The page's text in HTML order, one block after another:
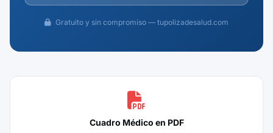
Gratuito y sin compromiso — tupolizadesalud.com
Cuadro Médico en PDF